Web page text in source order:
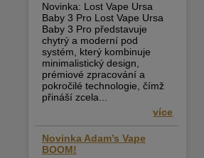
Novinka: Lost Vape Ursa
Baby 3 Pro Lost Vape Ursa
Baby 3 Pro představuje
chytrý a moderní pod
systém, který kombinuje
minimalistický design,
prémiové zpracování a
pokročilé technologie, čímž
přináší zcela...
více
Novinka Adam’s Vape
BOOM!